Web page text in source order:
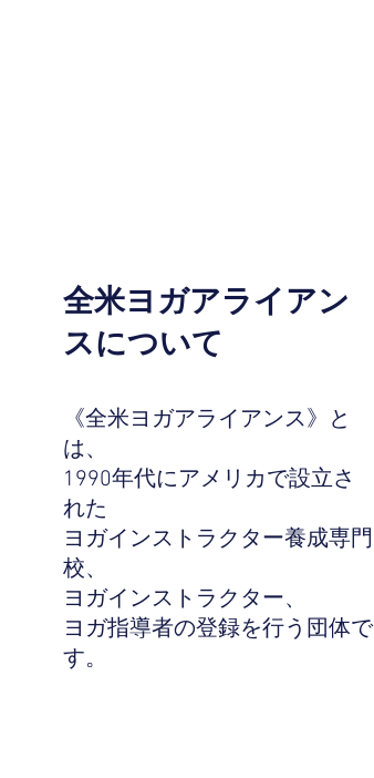
全米ヨガアライアン
スについて
《全米ヨガアライアンス》と
は、
1990年代にアメリカで設立さ
れた
ヨガインストラクター養成専門
校、
ヨガインストラクター、
ヨガ指導者の登録を行う団体で
す。